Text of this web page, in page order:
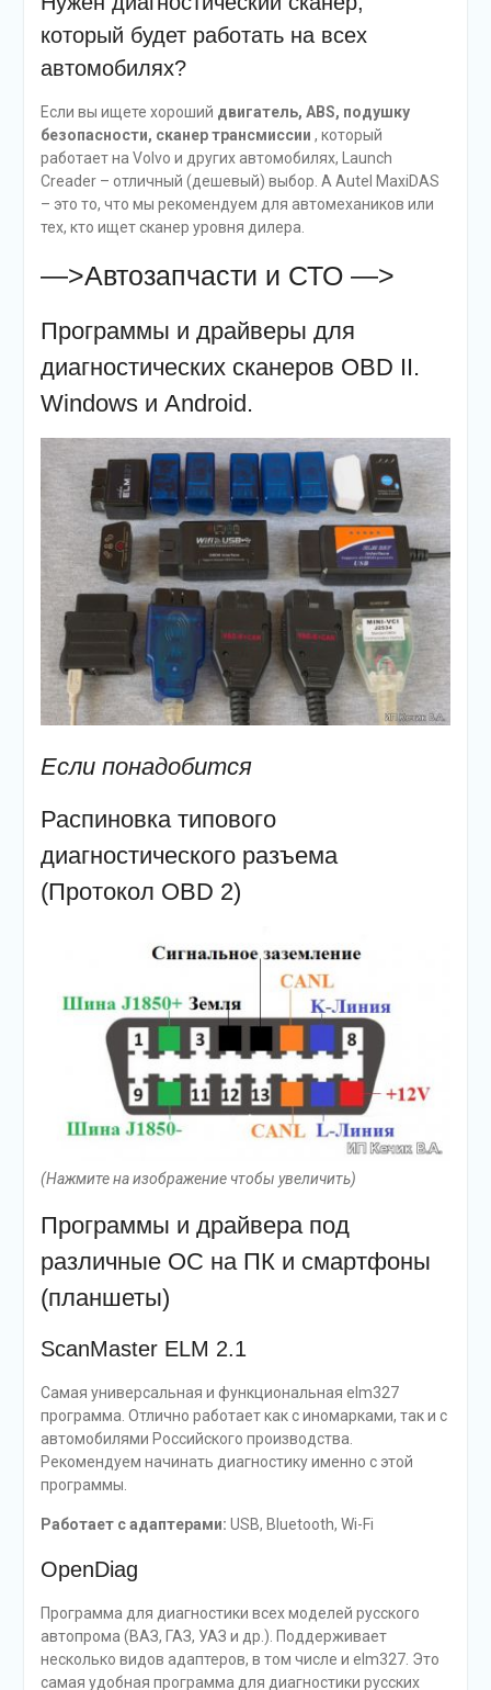
который будет работать на всех
автомобилях?
Если вы ищете хороший двигатель, ABS, подушку
безопасности, сканер трансмиссии , который
работает на Volvo и других автомобилях, Launch
Creader – отличный (дешевый) выбор. А Autel MaxiDAS
– это то, что мы рекомендуем для автомехаников или
тех, кто ищет сканер уровня дилера.
—>Автозапчасти и СТО —>
Программы и драйверы для
диагностических сканеров OBD II.
Windows и Android.
Если понадобится
Распиновка типового
диагностического разъема
(Протокол OBD 2)
(Нажмите на изображение чтобы увеличить)
Программы и драйвера под
различные ОС на ПК и смартфоны
(планшеты)
ScanMaster ELM 2.1
Самая универсальная и функциональная elm327
программа. Отлично работает как с иномарками, так и с
автомобилями Российского производства.
Рекомендуем начинать диагностику именно с этой
программы.
Работает с адаптерами: USB, Bluetooth, Wi-Fi
OpenDiag
Программа для диагностики всех моделей русского
автопрома (ВАЗ, ГАЗ, УАЗ и др.). Поддерживает
несколько видов адаптеров, в том числе и elm327. Это
самая удобная программа для диагностики русских